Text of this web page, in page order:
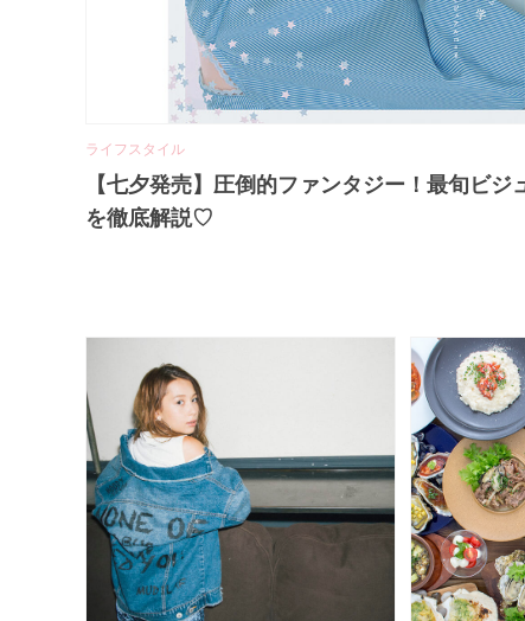
ビューティー
デイジークの新作コテージコアコレクショ